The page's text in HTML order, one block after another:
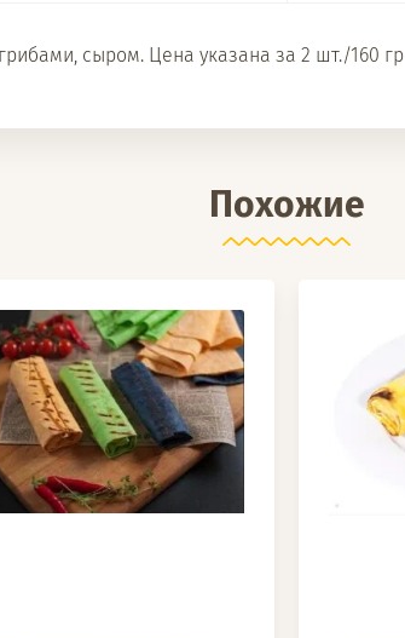
сыром. Цена указана за 2 шт./160 гр
Похожие